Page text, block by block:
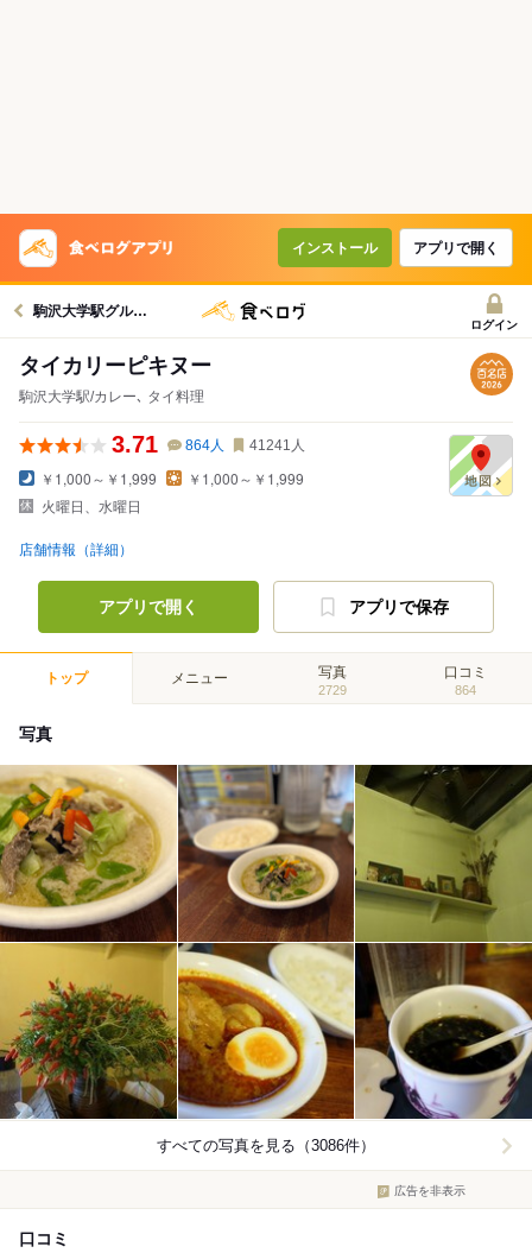
インストール アプリで開く
駒沢大学駅グルメへ
ログイン
タイカリーピキヌー
駒沢大学駅/カレー､ タイ料理
3.71 864人 41241 人
￥1,000～￥1,999
￥1,000～￥1,999
火曜日、水曜日
店舗情報（詳細）
アプリで開く アプリで保存
トップ メニュー 写真
2729
口コミ
864
写真
すべての写真を見る（3086件）
広告を非表示
口コミ